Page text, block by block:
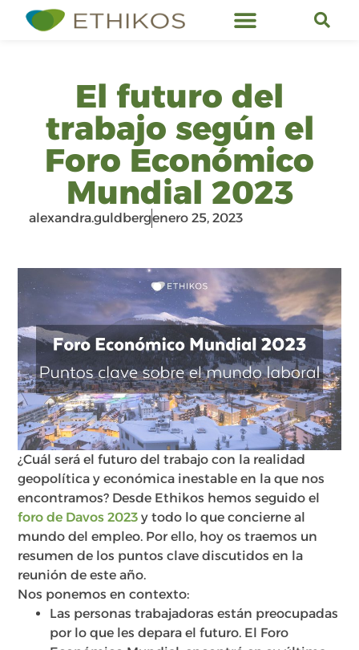
El futuro del
trabajo según el
Foro Económico
Mundial 2023
alexandra.guldbergenero 25, 2023
¿Cuál será el futuro del trabajo con la realidad
geopolítica y económica inestable en la que nos
encontramos? Desde Ethikos hemos seguido el
foro de Davos 2023 y todo lo que concierne al
mundo del empleo. Por ello, hoy os traemos un
resumen de los puntos clave discutidos en la
reunión de este año.
Nos ponemos en contexto:
Las personas trabajadoras están preocupadas
por lo que les depara el futuro. El Foro